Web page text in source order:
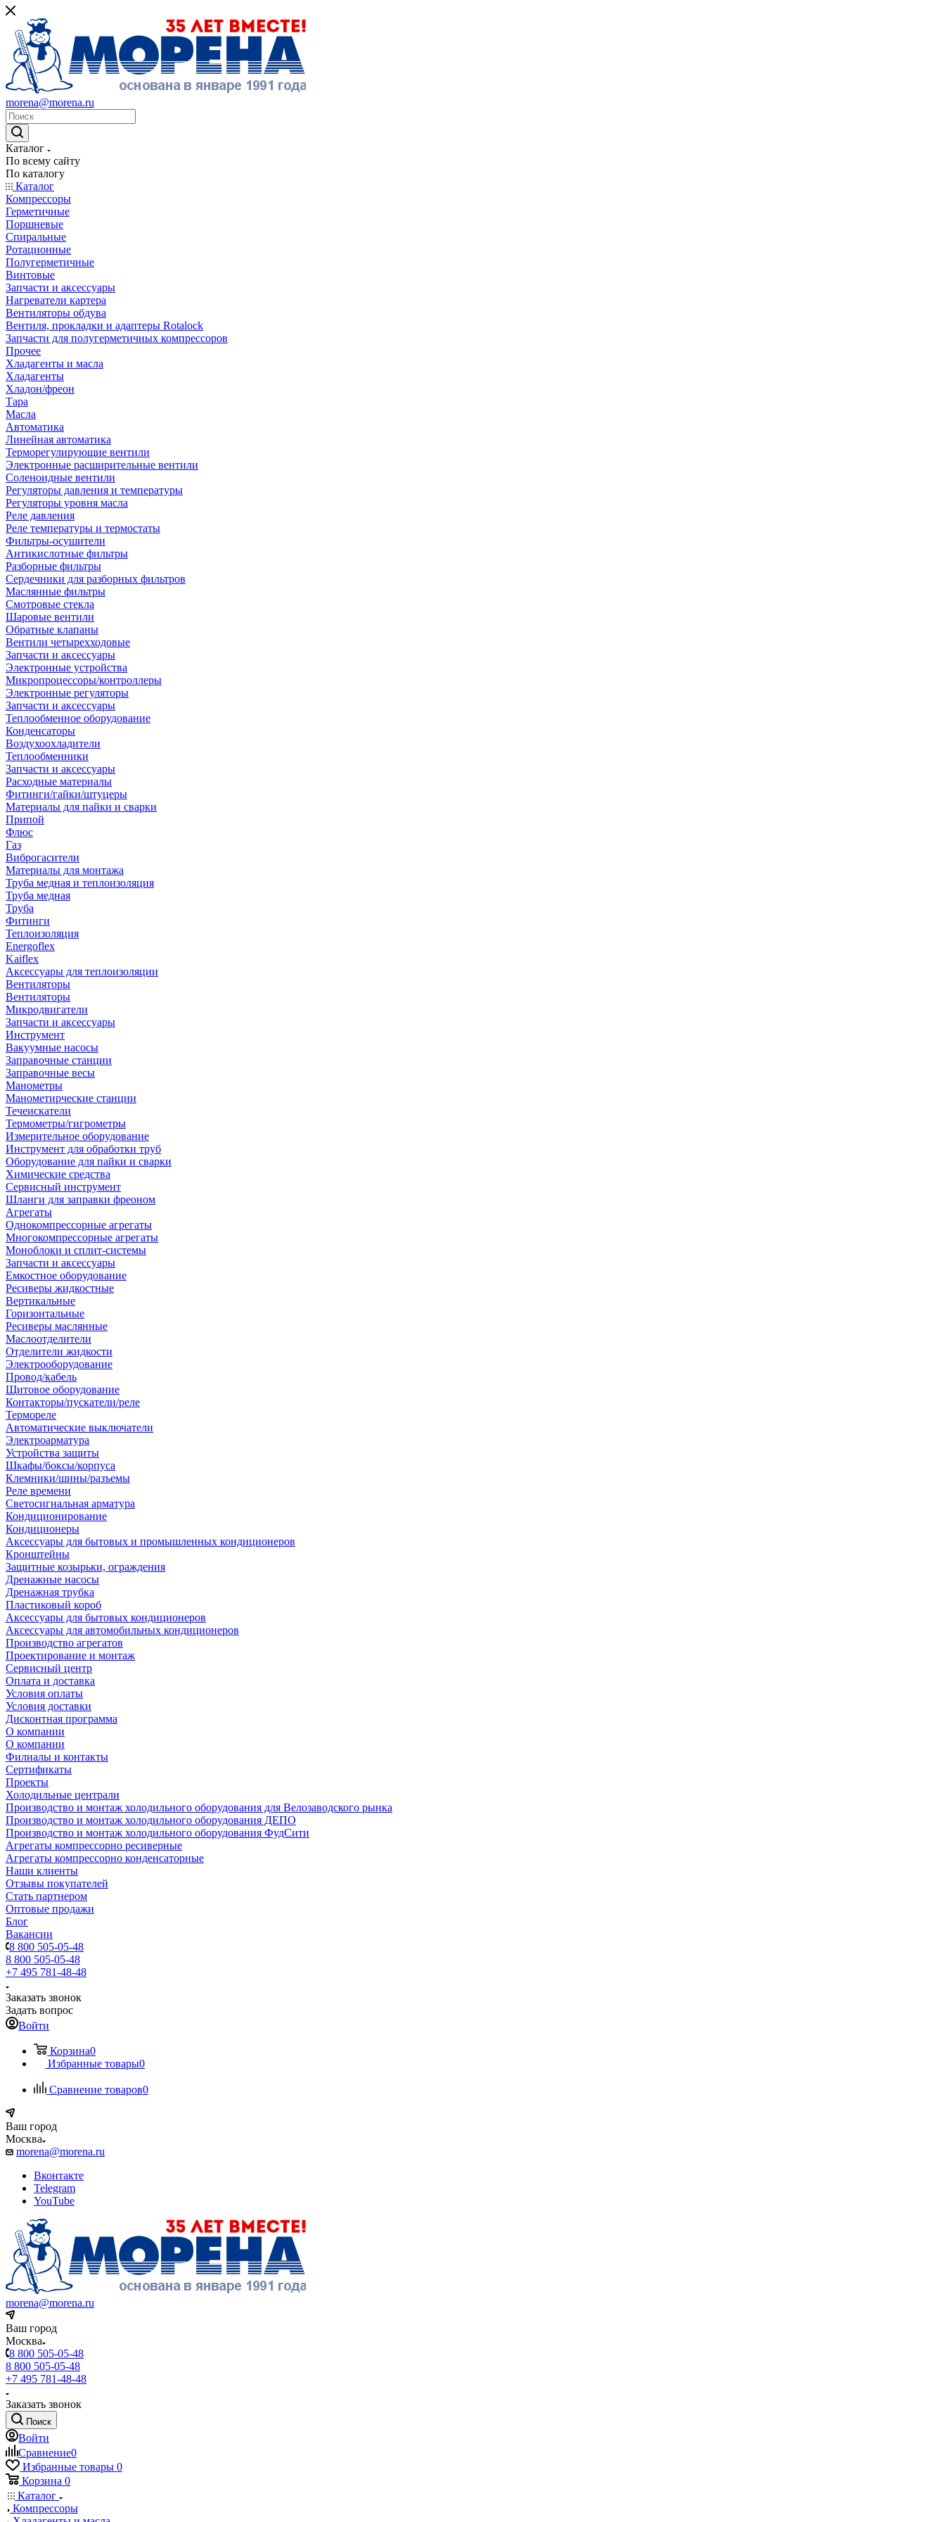
morena@morena.ru
Каталог
По всему сайту
По каталогу
Каталог
Компрессоры
Герметичные
Поршневые
Спиральные
Ротационные
Полугерметичные
Винтовые
Запчасти и аксессуары
Нагреватели картера
Вентиляторы обдува
Вентиля, прокладки и адаптеры Rotalock
Запчасти для полугерметичных компрессоров
Прочее
Хладагенты и масла
Хладагенты
Хладон/фреон
Тара
Масла
Автоматика
Линейная автоматика
Терморегулирующие вентили
Электронные расширительные вентили
Соленоидные вентили
Регуляторы давления и температуры
Регуляторы уровня масла
Реле давления
Реле температуры и термостаты
Фильтры-осушители
Антикислотные фильтры
Разборные фильтры
Сердечники для разборных фильтров
Маслянные фильтры
Смотровые стекла
Шаровые вентили
Обратные клапаны
Вентили четырехходовые
Запчасти и аксессуары
Электронные устройства
Микропроцессоры/контроллеры
Электронные регуляторы
Запчасти и аксессуары
Теплообменное оборудование
Конденсаторы
Воздухоохладители
Теплообменники
Запчасти и аксессуары
Расходные материалы
Фитинги/гайки/штуцеры
Материалы для пайки и сварки
Припой
Флюс
Газ
Виброгасители
Материалы для монтажа
Труба медная и теплоизоляция
Труба медная
Труба
Фитинги
Теплоизоляция
Energoflex
Kaiflex
Аксессуары для теплоизоляции
Вентиляторы
Вентиляторы
Микродвигатели
Запчасти и аксессуары
Инструмент
Вакуумные насосы
Заправочные станции
Заправочные весы
Манометры
Манометирческие станции
Течеискатели
Термометры/гигрометры
Измерительное оборудование
Инструмент для обработки труб
Оборудование для пайки и сварки
Химические средства
Сервисный инструмент
Шланги для заправки фреоном
Агрегаты
Однокомпрессорные агрегаты
Многокомпрессорные агрегаты
Моноблоки и сплит-системы
Запчасти и аксессуары
Емкостное оборудование
Ресиверы жидкостные
Вертикальные
Горизонтальные
Ресиверы маслянные
Маслоотделители
Отделители жидкости
Электрооборудование
Провод/кабель
Щитовое оборудование
Контакторы/пускатели/реле
Термореле
Автоматические выключатели
Электроарматура
Устройства защиты
Шкафы/боксы/корпуса
Клемники/шины/разъемы
Реле времени
Светосигнальная арматура
Кондиционирование
Кондиционеры
Аксессуары для бытовых и промышленных кондиционеров
Кронштейны
Защитные козырьки, ограждения
Дренажные насосы
Дренажная трубка
Пластиковый короб
Аксессуары для бытовых кондиционеров
Аксессуары для автомобильных кондиционеров
Производство агрегатов
Проектирование и монтаж
Сервисный центр
Оплата и доставка
Условия оплаты
Условия доставки
Дисконтная программа
О компании
О компании
Филиалы и контакты
Сертификаты
Проекты
Холодильные централи
Производство и монтаж холодильного оборудования для Велозаводского рынка
Производство и монтаж холодильного оборудования ДЕПО
Производство и монтаж холодильного оборудования ФудСити
Агрегаты компрессорно ресиверные
Агрегаты компрессорно конденсаторные
Наши клиенты
Отзывы покупателей
Стать партнером
Оптовые продажи
Блог
Вакансии
8 800 505-05-48
8 800 505-05-48
+7 495 781-48-48
Заказать звонок
Задать вопрос
Войти
Корзина0
Избранные товары0
Сравнение товаров0
Ваш город
Москва
morena@morena.ru
Вконтакте
Telegram
YouTube
morena@morena.ru
Ваш город
Москва
8 800 505-05-48
8 800 505-05-48
+7 495 781-48-48
Заказать звонок
Поиск
Войти
Сравнение0
Избранные товары 0
Корзина 0
Каталог
Компрессоры